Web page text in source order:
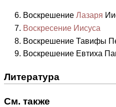
ВоскрешениеЛазаря
Воскресение Иисуса
Воскрешение Тавифы
Воскрешение Евтиха
Литература
См. также